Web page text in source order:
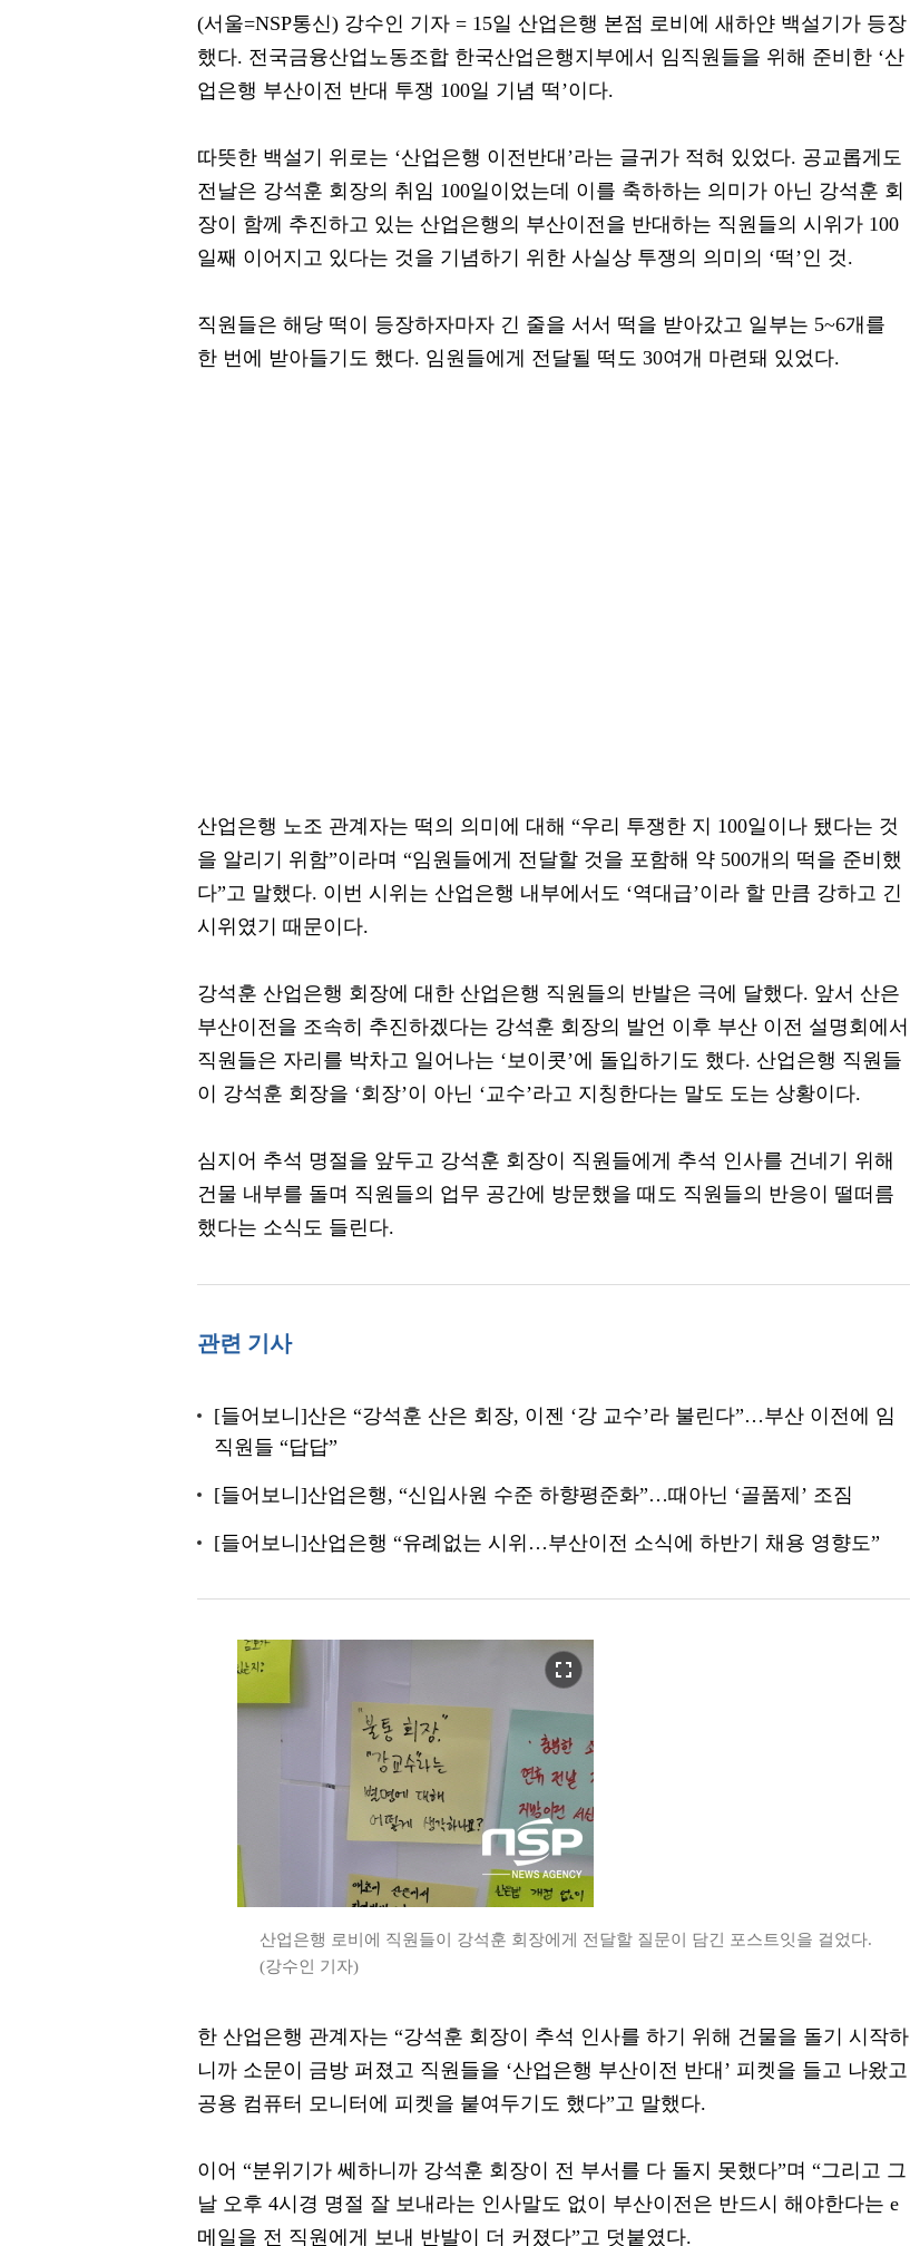
(서울=NSP통신) 강수인 기자 = 15일 산업은행 본점 로비에 새하얀 백설기가 등장
했다. 전국금융산업노동조합 한국산업은행지부에서 임직원들을 위해 준비한 ‘산
업은행 부산이전 반대 투쟁 100일 기념 떡’이다.
따뜻한 백설기 위로는 ‘산업은행 이전반대’라는 글귀가 적혀 있었다. 공교롭게도
전날은 강석훈 회장의 취임 100일이었는데 이를 축하하는 의미가 아닌 강석훈 회
장이 함께 추진하고 있는 산업은행의 부산이전을 반대하는 직원들의 시위가 100
일째 이어지고 있다는 것을 기념하기 위한 사실상 투쟁의 의미의 ‘떡’인 것.
직원들은 해당 떡이 등장하자마자 긴 줄을 서서 떡을 받아갔고 일부는 5~6개를
한 번에 받아들기도 했다. 임원들에게 전달될 떡도 30여개 마련돼 있었다.
산업은행 노조 관계자는 떡의 의미에 대해 “우리 투쟁한 지 100일이나 됐다는 것
을 알리기 위함”이라며 “임원들에게 전달할 것을 포함해 약 500개의 떡을 준비했
다”고 말했다. 이번 시위는 산업은행 내부에서도 ‘역대급’이라 할 만큼 강하고 긴
시위였기 때문이다.
강석훈 산업은행 회장에 대한 산업은행 직원들의 반발은 극에 달했다. 앞서 산은
부산이전을 조속히 추진하겠다는 강석훈 회장의 발언 이후 부산 이전 설명회에서
직원들은 자리를 박차고 일어나는 ‘보이콧’에 돌입하기도 했다. 산업은행 직원들
이 강석훈 회장을 ‘회장’이 아닌 ‘교수’라고 지칭한다는 말도 도는 상황이다.
심지어 추석 명절을 앞두고 강석훈 회장이 직원들에게 추석 인사를 건네기 위해
건물 내부를 돌며 직원들의 업무 공간에 방문했을 때도 직원들의 반응이 떨떠름
했다는 소식도 들린다.
관련 기사
[들어보니]산은 “강석훈 산은 회장, 이젠 ‘강 교수’라 불린다”…부산 이전에 임
직원들 “답답”
[들어보니]산업은행, “신입사원 수준 하향평준화”…때아닌 ‘골품제’ 조짐
[들어보니]산업은행 “유례없는 시위…부산이전 소식에 하반기 채용 영향도”
fullscreen
산업은행 로비에 직원들이 강석훈 회장에게 전달할 질문이 담긴 포스트잇을 걸었다.
(강수인 기자)
한 산업은행 관계자는 “강석훈 회장이 추석 인사를 하기 위해 건물을 돌기 시작하
니까 소문이 금방 퍼졌고 직원들을 ‘산업은행 부산이전 반대’ 피켓을 들고 나왔고
공용 컴퓨터 모니터에 피켓을 붙여두기도 했다”고 말했다.
이어 “분위기가 쎄하니까 강석훈 회장이 전 부서를 다 돌지 못했다”며 “그리고 그
날 오후 4시경 명절 잘 보내라는 인사말도 없이 부산이전은 반드시 해야한다는 e
메일을 전 직원에게 보내 반발이 더 커졌다”고 덧붙였다.